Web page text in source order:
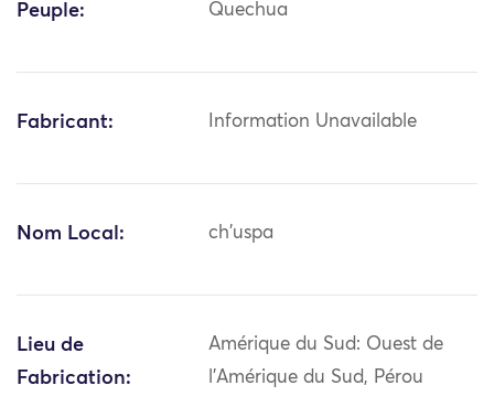
Peuple: Quechua
Fabricant: Information Unavailable
Nom Local: ch'uspa
Lieu de
Fabrication:
Amérique du Sud: Ouest de
l'Amérique du Sud, Pérou